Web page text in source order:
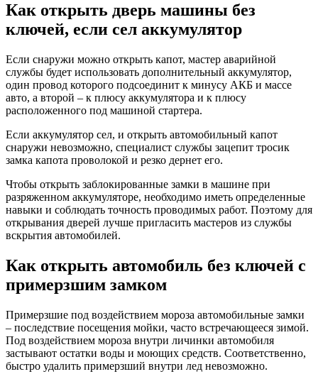
Как открыть дверь машины без
ключей, если сел аккумулятор
Если снаружи можно открыть капот, мастер аварийной
службы будет использовать дополнительный аккумулятор,
один провод которого подсоединит к минусу АКБ и массе
авто, а второй – к плюсу аккумулятора и к плюсу
расположенного под машиной стартера.
Если аккумулятор сел, и открыть автомобильный капот
снаружи невозможно, специалист службы зацепит тросик
замка капота проволокой и резко дернет его.
Чтобы открыть заблокированные замки в машине при
разряженном аккумуляторе, необходимо иметь определенные
навыки и соблюдать точность проводимых работ. Поэтому для
открывания дверей лучше пригласить мастеров из службы
вскрытия автомобилей.
Как открыть автомобиль без ключей с
примерзшим замком
Примерзшие под воздействием мороза автомобильные замки
– последствие посещения мойки, часто встречающееся зимой.
Под воздействием мороза внутри личинки автомобиля
застывают остатки воды и моющих средств. Соответственно,
быстро удалить примерзший внутри лед невозможно.